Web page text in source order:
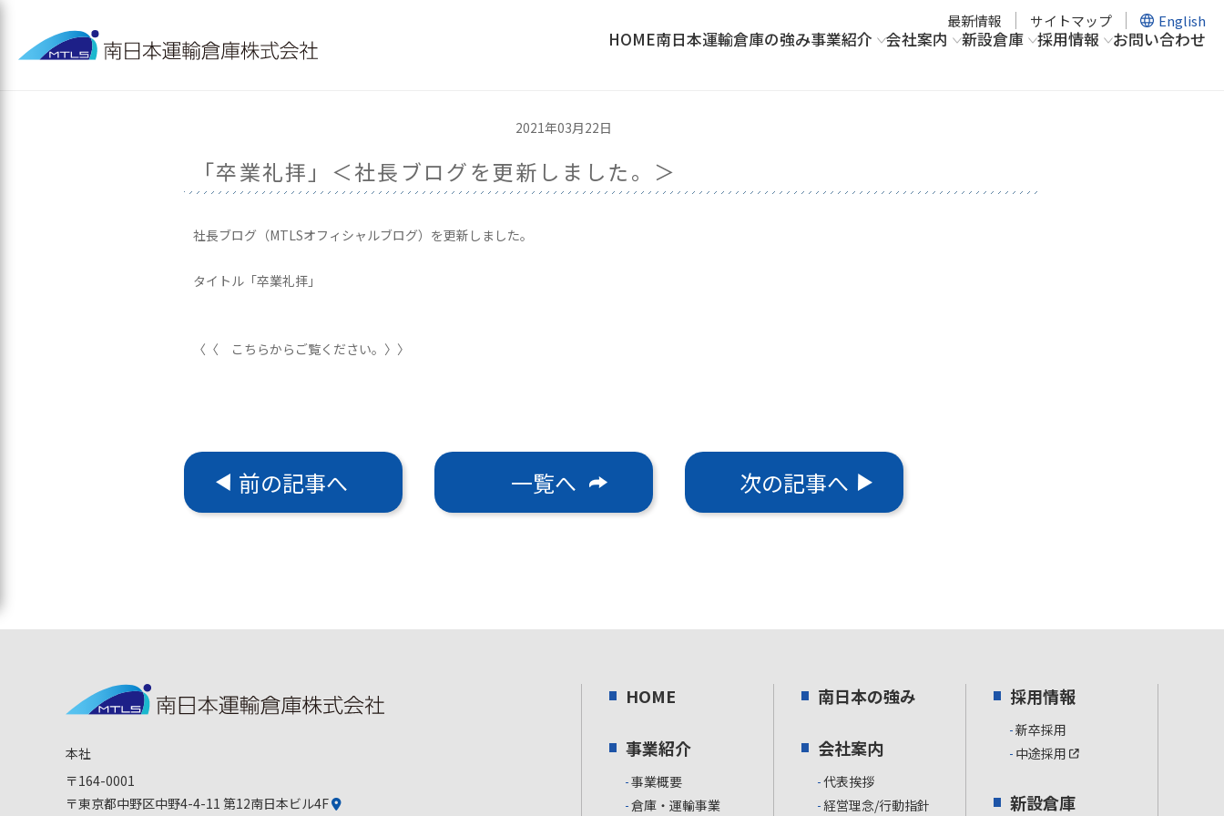
最新情報 サイトマップ English
HOME南日本運輸倉庫の強み事業紹介 会社案内 新設倉庫 採用情報 お問い合わせ
2021年03月22日
「卒業礼拝」＜社長ブログを更新しました。＞
社長ブログ（MTLSオフィシャルブログ）を更新しました。
タイトル「卒業礼拝」
〈〈 こちらからご覧ください。〉〉
前の記事へ 一覧へ 次の記事へ
本社
〒164-0001
〒東京都中野区中野4-4-11 第12南日本ビル4F
HOME
事業紹介
事業概要
倉庫・運輸事業
南日本の強み
会社案内
代表挨拶
経営理念/行動指針
採用情報
新卒採用
中途採用
新設倉庫